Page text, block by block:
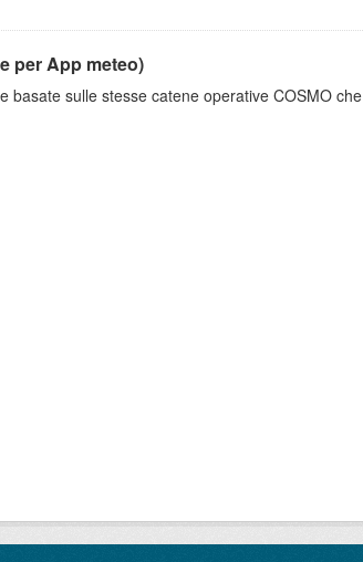
per App meteo)
basate sulle stesse catene operative COSMO che